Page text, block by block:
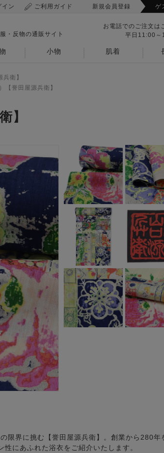
イン ご利用ガイド 新規会員登録 ゲ
・反物の通販サイト
お電話でのご注文は
平日11:00～
小物 肌着
衛】
【誉田屋源兵衛】
】
限界に挑む【誉田屋源兵衛】。創業から280年
にあふれた浴衣をご紹介いたします。